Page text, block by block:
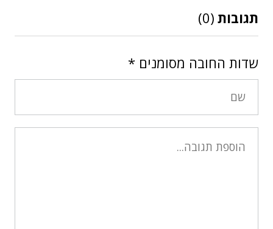
תגובות (0)
שדות החובה מסומנים *